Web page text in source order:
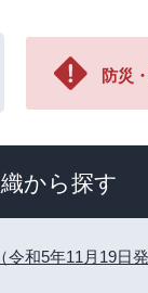
防災
から探す
和5年11月19日発